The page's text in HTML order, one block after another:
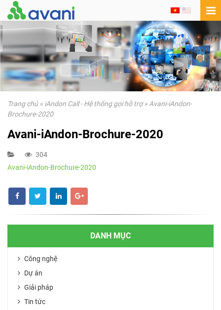
Trang chủ» iAndon Call - Hệ thống gọi hỗ trợ» Avani-iAndon-
Brochure-2020
Avani-iAndon-Brochure-2020
304
Avani-iAndon-Brochure-2020
DANH MỤC
Công nghệ
Dự án
Giải pháp
Tin tức